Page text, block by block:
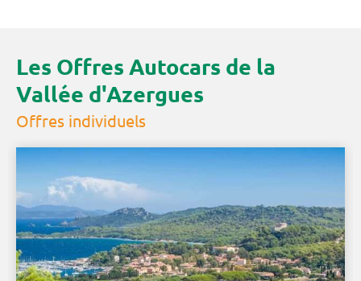
Les Offres Autocars de la
Vallée d'Azergues
Offres individuels